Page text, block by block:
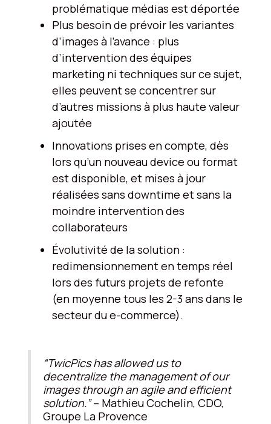
problématique médias est déportée
Plus besoin de prévoir les variantes
d’images à l’avance : plus
d’intervention des équipes
marketing ni techniques sur ce sujet,
elles peuvent se concentrer sur
d’autres missions à plus haute valeur
ajoutée
Innovations prises en compte, dès
lors qu’un nouveau device ou format
est disponible, et mises à jour
réalisées sans downtime et sans la
moindre intervention des
collaborateurs
Évolutivité de la solution :
redimensionnement en temps réel
lors des futurs projets de refonte
(en moyenne tous les 2-3 ans dans le
secteur du e-commerce).
“TwicPics has allowed us to
decentralize the management of our
images through an agile and efficient
solution.”– Mathieu Cochelin, CDO,
Groupe La Provence